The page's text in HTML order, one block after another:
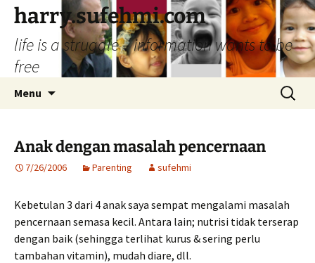
Skip
content
harry.sufehmi.com
life is a struggle – information wants to be
free
Menu
Search
for:
Anak dengan masalah pencernaan
7/26/2006 Parenting sufehmi
Kebetulan 3 dari 4 anak saya sempat mengalami masalah
pencernaan semasa kecil. Antara lain; nutrisi tidak terserap
dengan baik (sehingga terlihat kurus & sering perlu
tambahan vitamin), mudah diare, dll.